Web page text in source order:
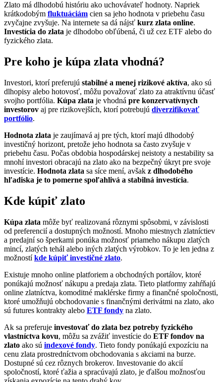
Zlato má dlhodobú históriu ako uchovávateľ hodnoty. Napriek
krátkodobým fluktuáciám cien sa jeho hodnota v priebehu času
zvyčajne zvyšuje. Na internete sa dá nájsť kurz zlata online.
Investícia do zlata je dlhodobo obľúbená, či už cez ETF alebo do
fyzického zlata.
Pre koho je kúpa zlata vhodná?
Investori, ktorí preferujú stabilné a menej rizikové aktíva, ako sú
dlhopisy alebo hotovosť, môžu považovať zlato za atraktívnu účasť
svojho portfólia. Kúpa zlata je vhodná pre konzervatívnych
investorov aj pre rizikovejších, ktorí potrebujú diverzifikovať
portfólio.
Hodnota zlata je zaujímavá aj pre tých, ktorí majú dlhodobý
investičný horizont, pretože jeho hodnota sa často zvyšuje v
priebehu času. Počas obdobia hospodárskej neistoty a nestability sa
mnohí investori obracajú na zlato ako na bezpečný úkryt pre svoje
investície. Hodnota zlata sa síce mení, avšak z dlhodobého
hľadiska je to pomerne spoľahlivá a stabilná investícia.
Kde kúpiť zlato
Kúpa zlata môže byť realizovaná rôznymi spôsobmi, v závislosti
od preferencií a dostupných možností. Mnoho miestnych zlatníctiev
a predajní so šperkami ponúka možnosť priameho nákupu zlatých
mincí, zlatých tehál alebo iných zlatých výrobkov. To je len jedna z
možnostíkde kúpiť investičné zlato.
Existuje mnoho online platforiem a obchodných portálov, ktoré
ponúkajú možnosť nákupu a predaja zlata. Tieto platformy zahŕňajú
online zlatníctva, komoditné maklérske firmy a finančné spoločnosti,
ktoré umožňujú obchodovanie s finančnými derivátmi na zlato, ako
sú futures kontrakty alebo ETF fondy na zlato.
Ak sa preferuje investovať do zlata bez potreby fyzického
vlastníctva kovu, môžu sa zvážiť investície do ETF fondov na
zlato ako sú indexové fondy. Tieto fondy ponúkajú expozíciu na
cenu zlata prostredníctvom obchodovania s akciami na burze.
Dostupné sú cez rôznych brokerov. Investovanie do akcií
spoločností, ktoré ťažia a spracúvajú zlato, je ďalšou možnosťou